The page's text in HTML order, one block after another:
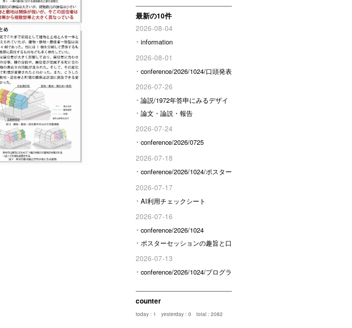
最新の10件
2026-08-04
information
2026-08-01
conference/2026/1024/口頭発表
予定の方へ
2026-07-26
論説/1972年答申にみるデザイ
ン行政の転換と新しい論理形成
論文・論説・報告
2026-07-24
conference/2026/0725
2026-07-18
conference/2026/1024/ポスター
発表予定の方へ
2026-07-17
AI利用チェックシート
2026-07-16
conference/2026/1024
ポスターセッションの趣旨と口
頭発表との区分けについて
2026-07-13
conference/2026/1024/プログラ
counter
today : 1 yesterday : 0 total : 2082